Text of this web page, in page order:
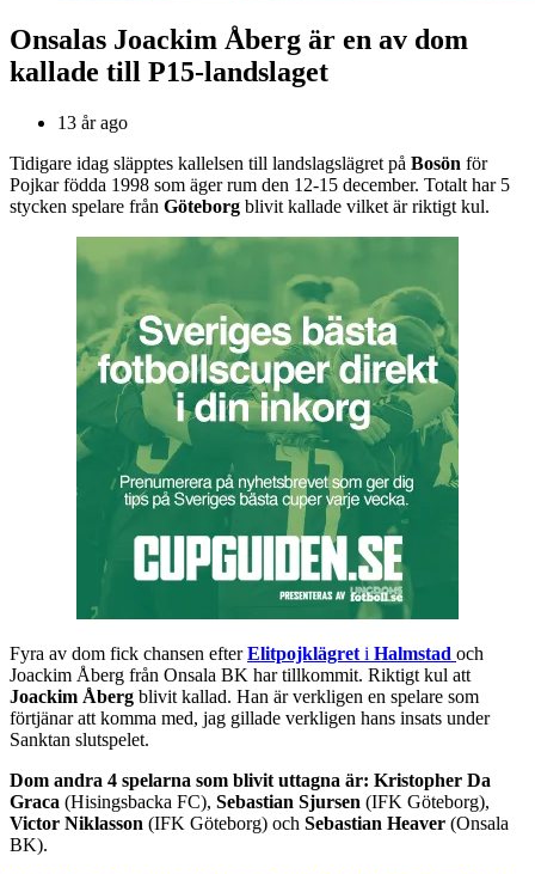
Onsalas Joackim Åberg är en av dom
kallade till P15-landslaget
13 år ago
Tidigare idag släpptes kallelsen till landslagslägret på Bosön för
Pojkar födda 1998 som äger rum den 12-15 december. Totalt har 5
stycken spelare från Göteborg blivit kallade vilket är riktigt kul.
Fyra av dom fick chansen efterElitpojklägret i Halmstad och
Joackim Åberg från Onsala BK har tillkommit. Riktigt kul att
Joackim Åberg blivit kallad. Han är verkligen en spelare som
förtjänar att komma med, jag gillade verkligen hans insats under
Sanktan slutspelet.
Dom andra 4 spelarna som blivit uttagna är: Kristopher Da
Graca (Hisingsbacka FC), Sebastian Sjursen (IFK Göteborg),
Victor Niklasson (IFK Göteborg) och Sebastian Heaver (Onsala
BK).